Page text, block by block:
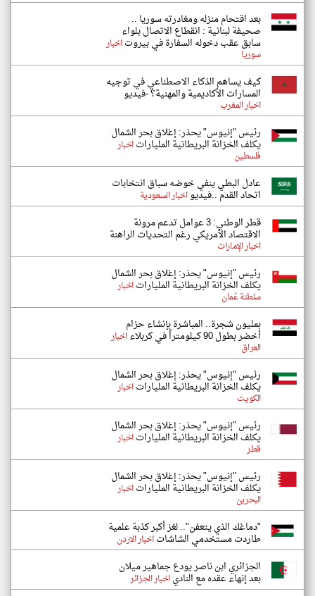
بعد اقتحام منزله ومغادرته سوريا ..
صحيفة لبنانية : انقطاع الاتصال بلواء
سابق عقب دخوله السفارة في بيروتاخبار
سوريا
كيف يساهم الذكاء الاصطناعي في توجيه
المسارات الأكاديمية والمهنية؟ -فيديو
اخبار المغرب
رئيس "إنيوس" يحذر: إغلاق بحر الشمال
يكلف الخزانة البريطانية الملياراتاخبار
فلسطين
عادل البطي ينفي خوضه سباق انتخابات
اتحاد القدم ..فيديواخبار السعودية
قطر الوطني: 3 عوامل تدعم مرونة
الاقتصاد الأمريكي رغم التحديات الراهنة
اخبار الإمارات
رئيس "إنيوس" يحذر: إغلاق بحر الشمال
يكلف الخزانة البريطانية الملياراتاخبار
سلطنة عُمان
بمليون شجرة.. المباشرة بإنشاء حزام
أخضر بطول 90 كيلومتراً في كربلاء اخبار
العراق
رئيس "إنيوس" يحذر: إغلاق بحر الشمال
يكلف الخزانة البريطانية الملياراتاخبار
الكويت
رئيس "إنيوس" يحذر: إغلاق بحر الشمال
يكلف الخزانة البريطانية الملياراتاخبار
قطر
رئيس "إنيوس" يحذر: إغلاق بحر الشمال
يكلف الخزانة البريطانية الملياراتاخبار
البحرين
"دماغك الذي يتعفن".. لغز أكبر كذبة علمية
طاردت مستخدمي الشاشاتاخبار الاردن
الجزائري ابن ناصر يودع جماهير ميلان
بعد إنهاء عقده مع النادياخبار الجزائر